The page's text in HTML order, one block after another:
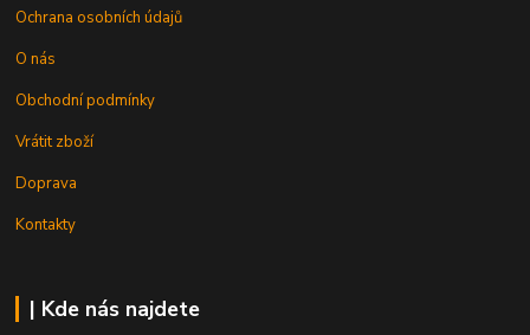
Ochrana osobních údajů
O nás
Obchodní podmínky
Vrátit zboží
Doprava
Kontakty
| Kde nás najdete